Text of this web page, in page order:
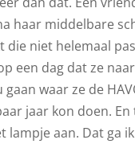
haar middelbare
die niet helemaal
een dag dat ze
waar ze de
jaar kon doen.
lampje aan. Dat ga